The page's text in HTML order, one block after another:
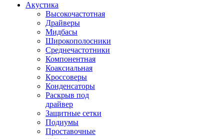
Акустика
Высокочастотная
Драйверы
Мидбасы
Широкополосники
Среднечастотники
Компонентная
Коаксиальная
Кроссоверы
Конденсаторы
Раскрыв под
драйвер
Защитные сетки
Подиумы
Проставочные